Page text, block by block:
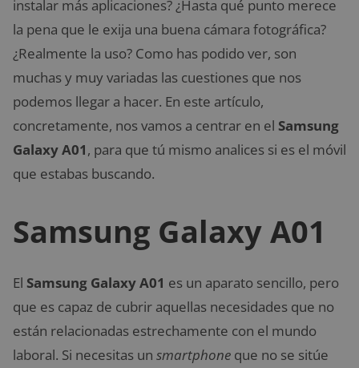
instalar más aplicaciones? ¿Hasta qué punto merece
la pena que le exija una buena cámara fotográfica?
¿Realmente la uso? Como has podido ver, son
muchas y muy variadas las cuestiones que nos
podemos llegar a hacer. En este artículo,
concretamente, nos vamos a centrar en el Samsung
Galaxy A01, para que tú mismo analices si es el móvil
que estabas buscando.
Samsung Galaxy A01
El Samsung Galaxy A01 es un aparato sencillo, pero
que es capaz de cubrir aquellas necesidades que no
están relacionadas estrechamente con el mundo
laboral. Si necesitas un smartphone que no se sitúe